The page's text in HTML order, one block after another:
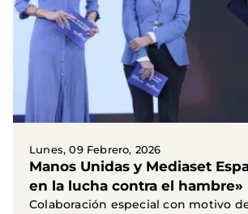
Lunes, 09 Febrero, 2026
Manos Unidas y Mediaset
en la lucha contra el hambre»
Colaboración especial con motivo